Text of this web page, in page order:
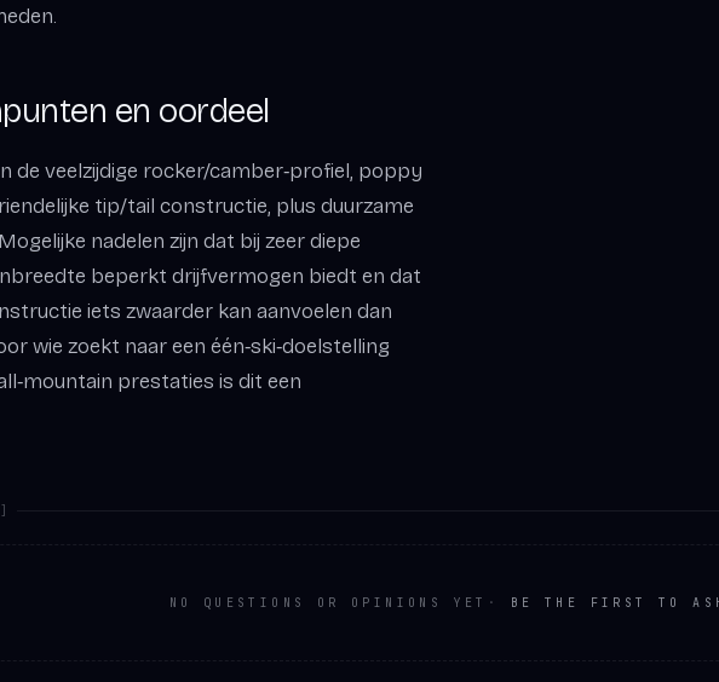
en oordeel
de veelzijdige rocker/camber‑profiel, poppy
tip/tail constructie, plus duurzame
nadelen zijn dat bij zeer diepe
beperkt drijfvermogen biedt en dat
iets zwaarder kan aanvoelen dan
wie zoekt naar een één‑ski‑doelstelling
prestaties is dit een
]
NO QUESTIONS OR OPINIONS YET · BE THE FIRST TO